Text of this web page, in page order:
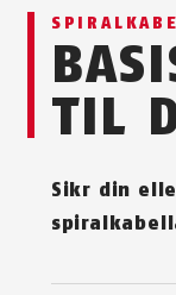
TIL
Sikr din